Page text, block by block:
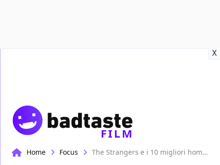
X
FILM
Home Focus The Strangers e i 10 migliori home invasion